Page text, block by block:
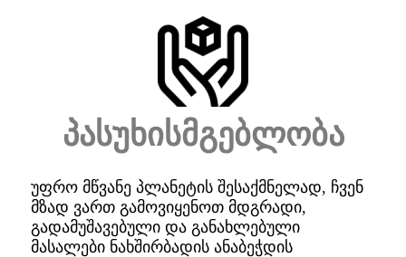
პასუხისმგებლობა
უფრო მწვანე პლანეტის შესაქმნელად, ჩვენ
მზად ვართ გამოვიყენოთ მდგრადი,
გადამუშავებული და განახლებული
მასალები ნახშირბადის ანაბეჭდის